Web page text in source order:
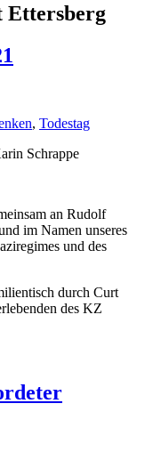
Ettersberg
, Todestag
Schrappe
an Rudolf
im Namen unseres
und des
durch Curt
des KZ